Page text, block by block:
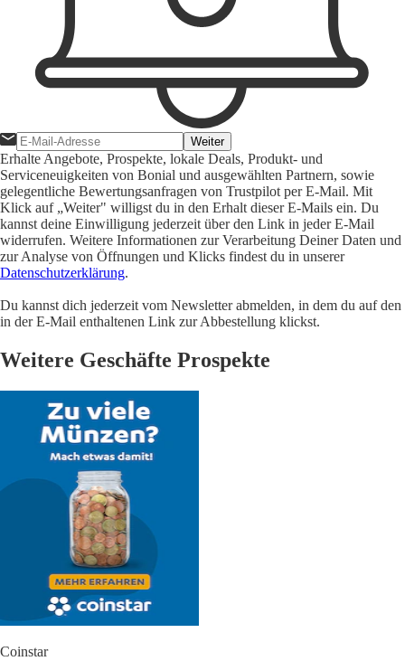
Weiter
Erhalte Angebote, Prospekte, lokale Deals, Produkt- und
Serviceneuigkeiten von Bonial und ausgewählten Partnern, sowie
gelegentliche Bewertungsanfragen von Trustpilot per E-Mail. Mit
Klick auf „Weiter" willigst du in den Erhalt dieser E-Mails ein. Du
kannst deine Einwilligung jederzeit über den Link in jeder E-Mail
widerrufen. Weitere Informationen zur Verarbeitung Deiner Daten und
zur Analyse von Öffnungen und Klicks findest du in unserer
Datenschutzerklärung.
Du kannst dich jederzeit vom Newsletter abmelden, in dem du auf den
in der E-Mail enthaltenen Link zur Abbestellung klickst.
Weitere Geschäfte Prospekte
Coinstar